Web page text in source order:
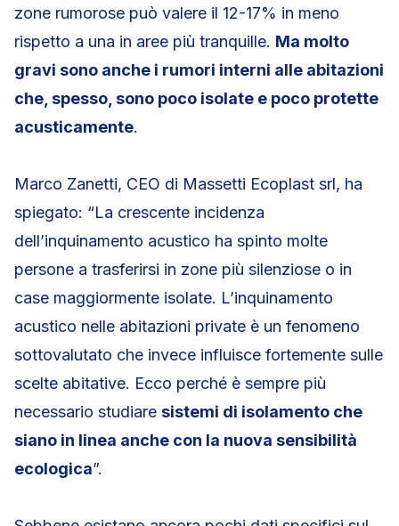
zone rumorose può valere il 12-17% in meno
rispetto a una in aree più tranquille. Ma molto
gravi sono anche i rumori interni alle abitazioni
che, spesso, sono poco isolate e poco protette
acusticamente.
Marco Zanetti, CEO di Massetti Ecoplast srl, ha
spiegato: “La crescente incidenza
dell’inquinamento acustico ha spinto molte
persone a trasferirsi in zone più silenziose o in
case maggiormente isolate. L’inquinamento
acustico nelle abitazioni private è un fenomeno
sottovalutato che invece influisce fortemente sulle
scelte abitative. Ecco perché è sempre più
necessario studiare sistemi di isolamento che
siano in linea anche con la nuova sensibilità
ecologica”.